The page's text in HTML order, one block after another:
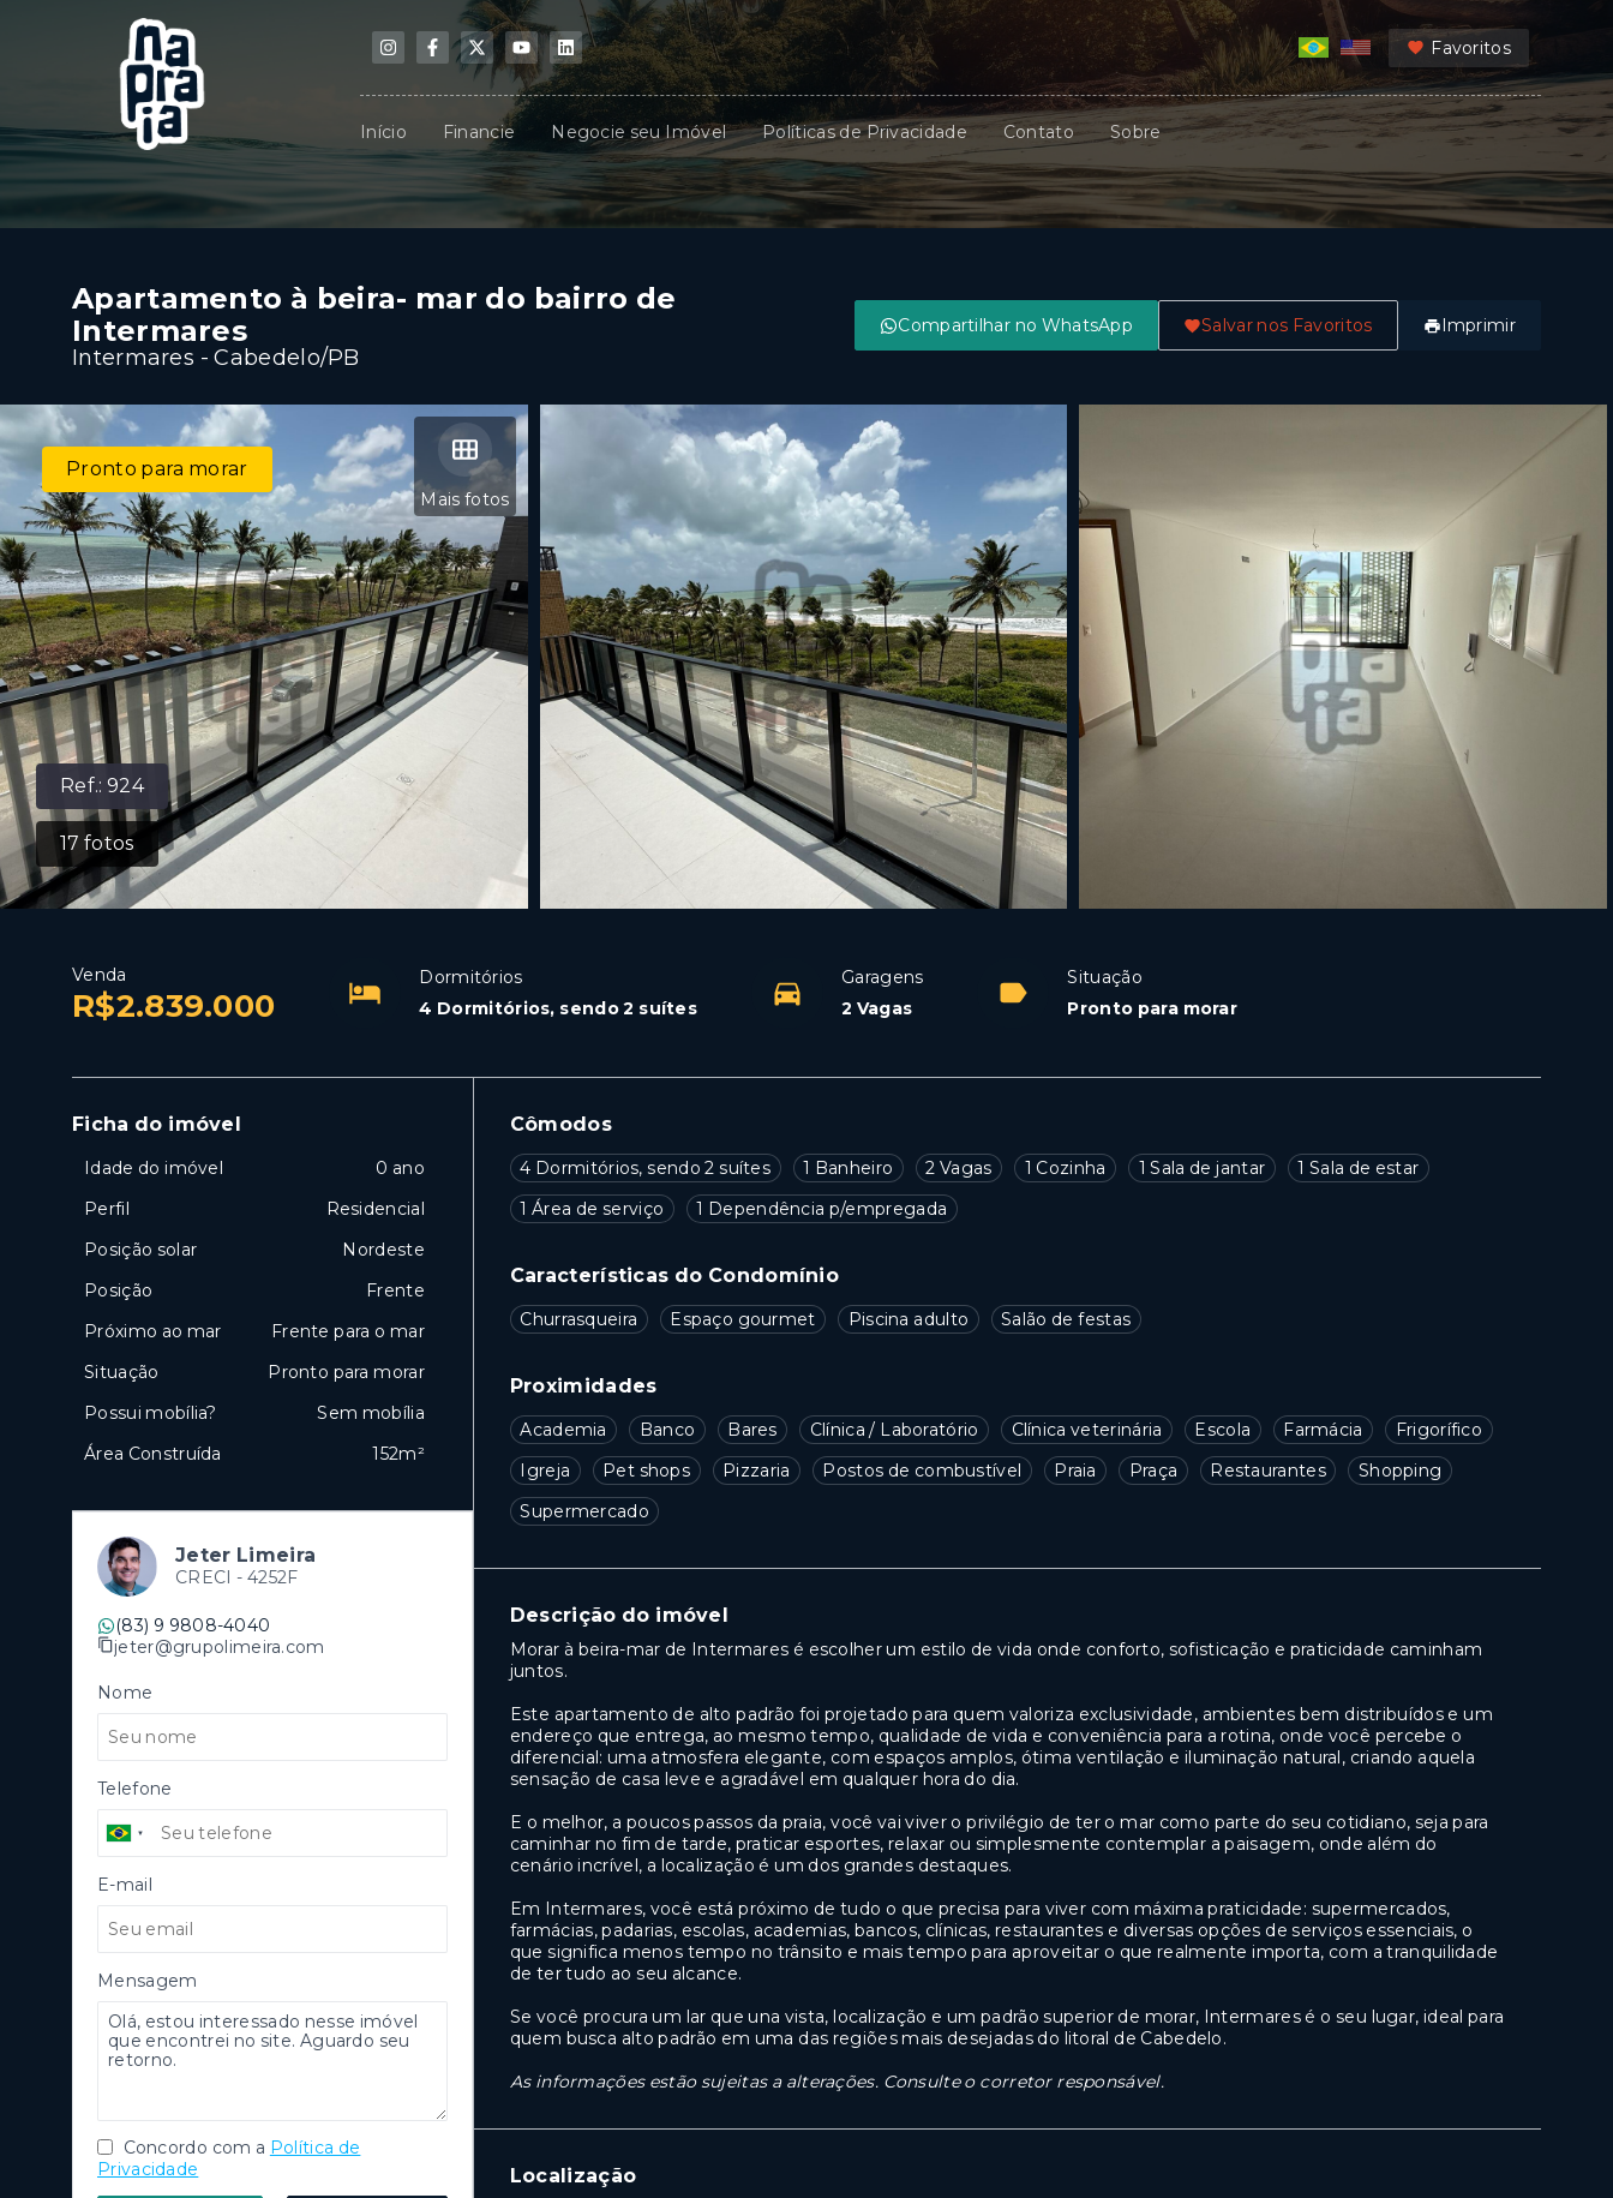
Favoritos
Início Financie Negocie seu Imóvel Políticas de Privacidade Contato Sobre
Apartamento à beira- mar do bairro de
Intermares
Intermares - Cabedelo/PB
Compartilhar no WhatsApp Salvar nos Favoritos Imprimir
Ref.:924
17 fotos
Mais fotos
Pronto para morar
Venda
R$2.839.000
Dormitórios
4 Dormitórios, sendo 2 suítes
Garagens
2 Vagas
Situação
Pronto para morar
Cômodos
4 Dormitórios, sendo 2 suítes 1 Banheiro 2 Vagas 1 Cozinha 1 Sala de jantar
1 Sala de estar
1 Área de serviço
1 Dependência p/empregada
Características do Condomínio
Churrasqueira Espaço gourmet Piscina adulto Salão de festas
Proximidades
Academia Banco Bares Clínica / Laboratório Clínica veterinária Escola Farmácia
Frigorífico
Igreja
Pet shops Pizzaria Postos de combustível Praia Praça Restaurantes
Shopping
Supermercado
Descrição do imóvel
Morar à beira-mar de Intermares é escolher um estilo de vida onde conforto, sofisticação e praticidade caminham
juntos.
Este apartamento de alto padrão foi projetado para quem valoriza exclusividade, ambientes bem distribuídos e um
endereço que entrega, ao mesmo tempo, qualidade de vida e conveniência para a rotina, onde você percebe o
diferencial: uma atmosfera elegante, com espaços amplos, ótima ventilação e iluminação natural, criando aquela
sensação de casa leve e agradável em qualquer hora do dia.
E o melhor, a poucos passos da praia, você vai viver o privilégio de ter o mar como parte do seu cotidiano, seja para
caminhar no fim de tarde, praticar esportes, relaxar ou simplesmente contemplar a paisagem, onde além do
cenário incrível, a localização é um dos grandes destaques.
Em Intermares, você está próximo de tudo o que precisa para viver com máxima praticidade: supermercados,
farmácias, padarias, escolas, academias, bancos, clínicas, restaurantes e diversas opções de serviços essenciais, o
que significa menos tempo no trânsito e mais tempo para aproveitar o que realmente importa, com a tranquilidade
de ter tudo ao seu alcance.
Se você procura um lar que una vista, localização e um padrão superior de morar, Intermares é o seu lugar, ideal para
quem busca alto padrão em uma das regiões mais desejadas do litoral de Cabedelo.
As informações estão sujeitas a alterações. Consulte o corretor responsável.
Localização
Ficha do imóvel
Idade do imóvel
0 ano
Perfil
Residencial
Posição solar
Nordeste
Posição
Frente
Próximo ao mar
Frente para o mar
Situação
Pronto para morar
Possui mobília?
Sem mobília
Área Construída
152m²
Jeter Limeira
CRECI - 4252F
(83) 9 9808-4040
jeter@grupolimeira.com
Nome
Telefone
E-mail
Mensagem
Concordo com a Política de
Privacidade